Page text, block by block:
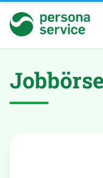
persona service
Jobbörse